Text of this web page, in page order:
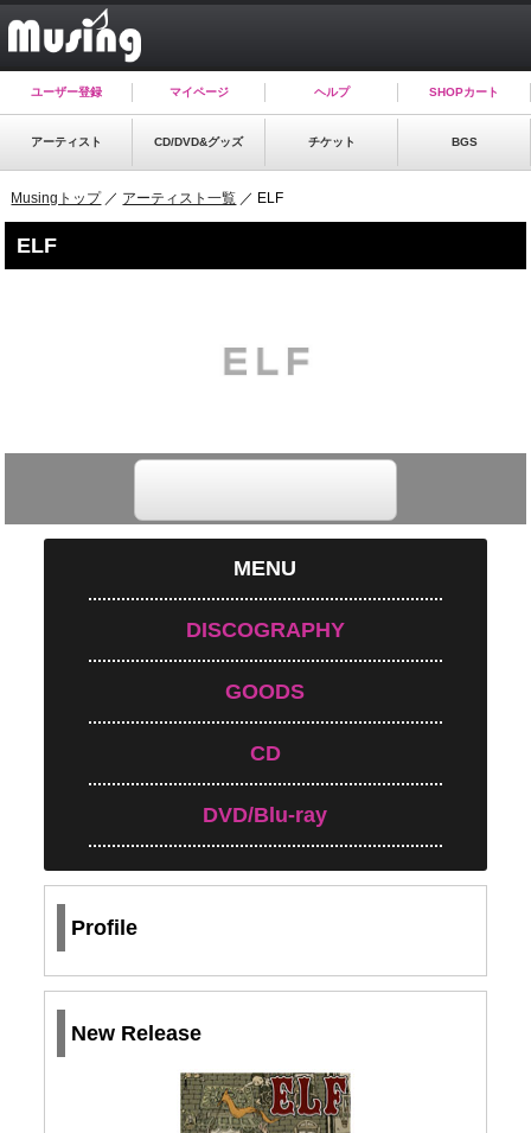
ユーザー登録 マイページ ヘルプ SHOPカート
アーティスト CD/DVD&グッズ チケット BGS
Musingトップ／ アーティスト一覧 ／ ELF
ELF
MENU
DISCOGRAPHY
GOODS
CD
DVD/Blu-ray
Profile
New Release